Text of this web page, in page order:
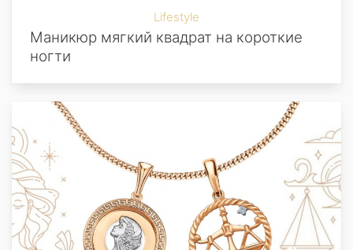
Lifestyle
Маникюр мягкий квадрат на короткие
ногти